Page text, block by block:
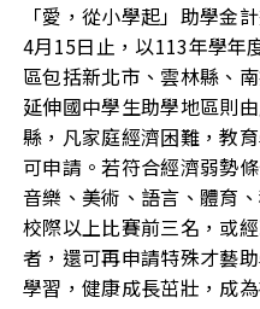
「愛，從小學起」助學金
4月15日止，以113年學年
區包括新北市、雲林縣、
延伸國中學生助學地區則
縣，凡家庭經濟困難，教
可申請。若符合經濟弱勢
音樂、美術、語言、體育
校際以上比賽前三名，或
者，還可再申請特殊才藝
學習，健康成長茁壯，成